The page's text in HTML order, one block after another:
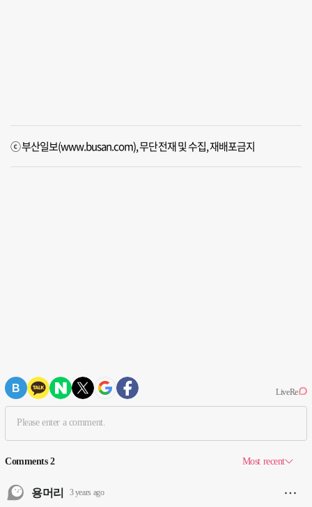
ⓒ 부산일보(www.busan.com), 무단전재 및 수집, 재배포금지